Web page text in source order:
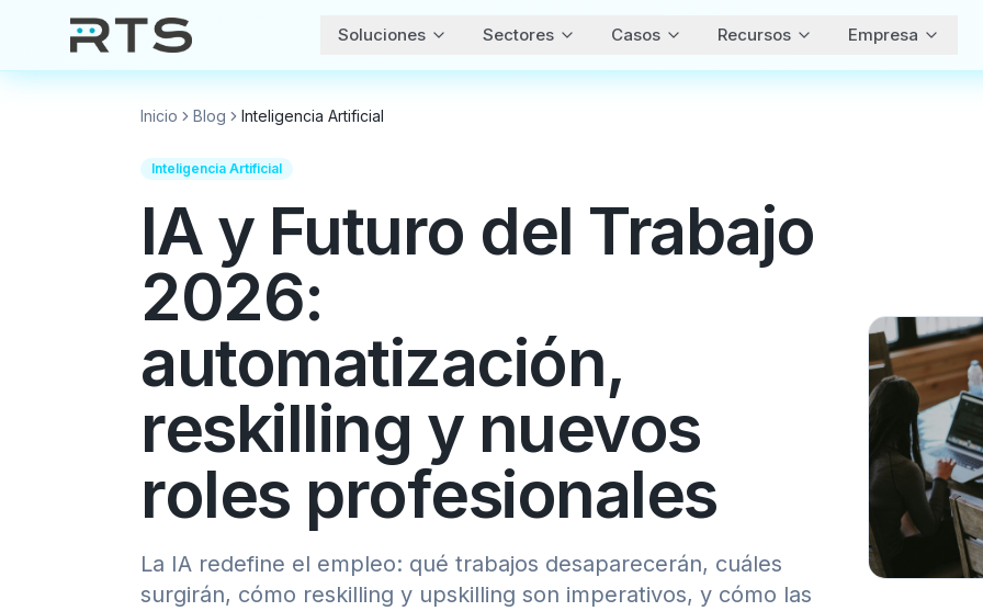
Soluciones Sectores Casos Recursos Empresa
Inicio Blog Inteligencia Artificial
Inteligencia Artificial
IA y Futuro del Trabajo
2026:
automatización,
reskilling y nuevos
roles profesionales
La IA redefine el empleo: qué trabajos desaparecerán, cuáles
surgirán, cómo reskilling y upskilling son imperativos, y cómo las